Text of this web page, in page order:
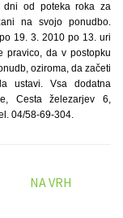
dni od poteka roka za
na svojo ponudbo.
19. 3. 2010 po 13. uri
pravico, da v postopku
oziroma, da začeti
ustavi. Vsa dodatna
Cesta železarjev 6,
04/58-69-304.
NA VRH